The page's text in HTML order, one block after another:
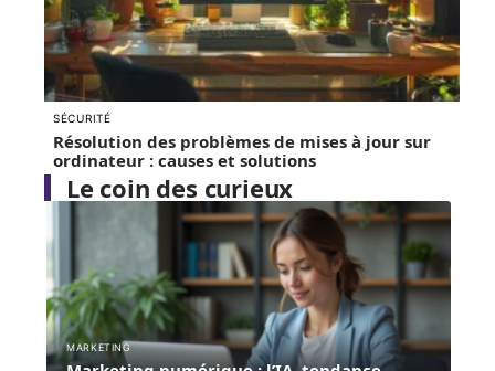
SÉCURITÉ
Résolution des problèmes de mises à jour sur
ordinateur : causes et solutions
Le coin des curieux
MARKETING